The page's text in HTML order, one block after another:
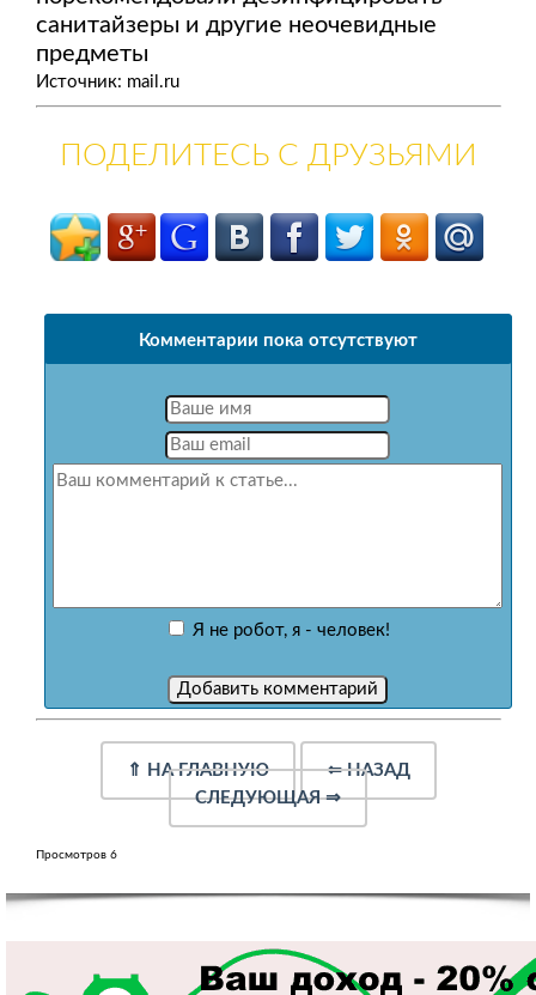
санитайзеры и другие неочевидные
предметы
Источник: mail.ru
ПОДЕЛИТЕСЬ С ДРУЗЬЯМИ
Комментарии пока отсутствуют
Я не робот, я - человек!
⇑ НА ГЛАВНУЮ ⇐НАЗАД
СЛЕДУЮЩАЯ⇒
Просмотров 6